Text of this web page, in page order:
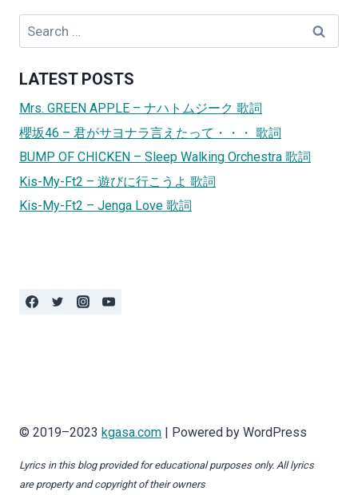
Search
LATEST POSTS
Mrs. GREEN APPLE – ナハトムジーク 歌詞
櫻坂46 – 君がサヨナラ言えたって・・・ 歌詞
BUMP OF CHICKEN – Sleep Walking Orchestra 歌詞
Kis-My-Ft2 – 遊びに行こうよ 歌詞
Kis-My-Ft2 – Jenga Love 歌詞
© 2019–2023 kgasa.com | Powered by WordPress
Lyrics in this blog provided for educational purposes only. All lyrics
are property and copyright of their owners